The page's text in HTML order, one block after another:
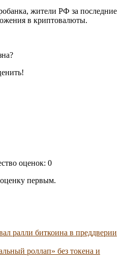
жители РФ за последние
в криптовалюты.
оценок: 0
первым.
ралли биткоина в преддверии
роллап» без токена и